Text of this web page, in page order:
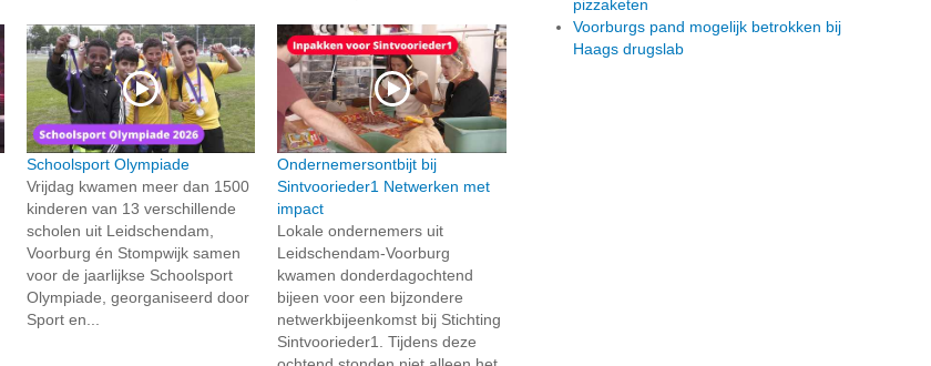
Schoolsport Olympiade
Vrijdag kwamen meer dan 1500
kinderen van 13 verschillende
scholen uit Leidschendam,
Voorburg én Stompwijk samen
voor de jaarlijkse Schoolsport
Olympiade, georganiseerd door
Sport en...
Ondernemersontbijt bij
Sintvoorieder1 Netwerken met
impact
Lokale ondernemers uit
Leidschendam-Voorburg
kwamen donderdagochtend
bijeen voor een bijzondere
netwerkbijeenkomst bij Stichting
Sintvoorieder1. Tijdens deze
pizzaketen
Voorburgs pand mogelijk betrokken bij
Haags drugslab